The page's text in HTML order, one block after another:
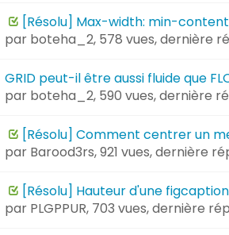
[Résolu] Max-width: min-
par boteha_2, 578 vues, dernière
GRID peut-il être aussi fluide que
par boteha_2, 590 vues, dernière
[Résolu] Comment centrer un
par Barood3rs, 921 vues, dernière
[Résolu] Hauteur d'une
par PLGPPUR, 703 vues, dernière